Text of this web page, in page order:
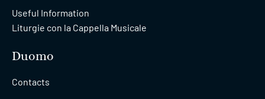
Useful Information
Liturgie con la Cappella Musicale
Duomo
Contacts